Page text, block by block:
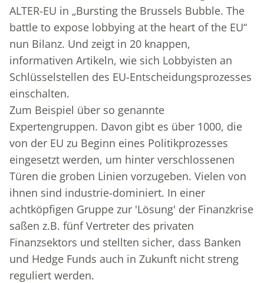
ALTER-EU in „Bursting the Brussels Bubble. The
battle to expose lobbying at the heart of the EU“
nun Bilanz. Und zeigt in 20 knappen,
informativen Artikeln, wie sich Lobbyisten an
Schlüsselstellen des EU-Entscheidungsprozesses
einschalten.
Zum Beispiel über so genannte
Expertengruppen. Davon gibt es über 1000, die
von der EU zu Beginn eines Politikprozesses
eingesetzt werden, um hinter verschlossenen
Türen die groben Linien vorzugeben. Vielen von
ihnen sind industrie-dominiert. In einer
achtköpfigen Gruppe zur 'Lösung' der Finanzkrise
saßen z.B. fünf Vertreter des privaten
Finanzsektors und stellten sicher, dass Banken
und Hedge Funds auch in Zukunft nicht streng
reguliert werden.